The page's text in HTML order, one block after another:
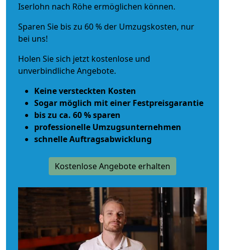
Iserlohn nach Röhe ermöglichen können.
Sparen Sie bis zu 60 % der Umzugskosten, nur
bei uns!
Holen Sie sich jetzt kostenlose und
unverbindliche Angebote.
Keine versteckten Kosten
Sogar möglich mit einer Festpreisgarantie
bis zu ca. 60 % sparen
professionelle Umzugsunternehmen
schnelle Auftragsabwicklung
Kostenlose Angebote erhalten